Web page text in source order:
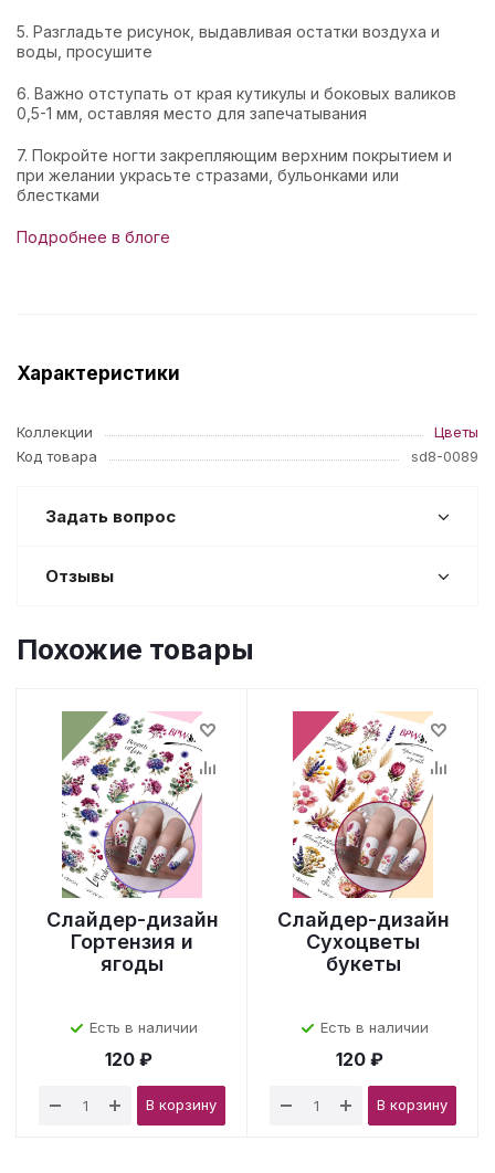
5. Разгладьте рисунок, выдавливая остатки воздуха и
воды, просушите
6. Важно отступать от края кутикулы и боковых валиков
0,5-1 мм, оставляя место для запечатывания
7. Покройте ногти закрепляющим верхним покрытием и
при желании украсьте стразами, бульонками или
блестками
Подробнее в блоге
Характеристики
Коллекции
Цветы
Код товара
sd8-0089
Задать вопрос
Отзывы
Похожие товары
Слайдер-дизайн
Гортензия и
ягоды
Есть в наличии
120 ₽
В корзину
Слайдер-дизайн
Сухоцветы
букеты
Есть в наличии
120 ₽
В корзину